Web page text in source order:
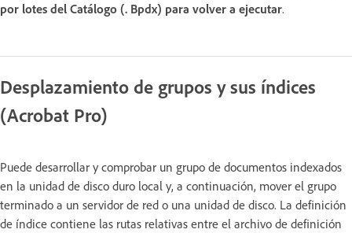
por lotes del Catálogo (. Bpdx) para volver a ejecutar.
Desplazamiento de grupos y sus índices
(Acrobat Pro)
Puede desarrollar y comprobar un grupo de documentos indexados
en la unidad de disco duro local y, a continuación, mover el grupo
terminado a un servidor de red o una unidad de disco. La definición
de índice contiene las rutas relativas entre el archivo de definición